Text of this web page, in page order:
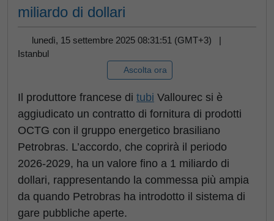
miliardo di dollari
lunedì, 15 settembre 2025 08:31:51 (GMT+3) |
Istanbul
Ascolta ora
Il produttore francese di tubi Vallourec si è
aggiudicato un contratto di fornitura di prodotti
OCTG con il gruppo energetico brasiliano
Petrobras. L’accordo, che coprirà il periodo
2026-2029, ha un valore fino a 1 miliardo di
dollari, rappresentando la commessa più ampia
da quando Petrobras ha introdotto il sistema di
gare pubbliche aperte.